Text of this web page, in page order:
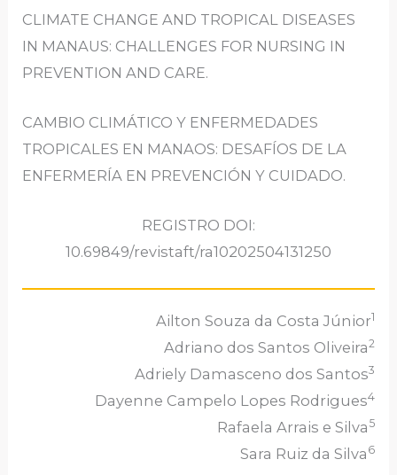
CLIMATE CHANGE AND TROPICAL DISEASES
IN MANAUS: CHALLENGES FOR NURSING IN
PREVENTION AND CARE.
CAMBIO CLIMÁTICO Y ENFERMEDADES
TROPICALES EN MANAOS: DESAFÍOS DE LA
ENFERMERÍA EN PREVENCIÓN Y CUIDADO.
REGISTRO DOI:
10.69849/revistaft/ra10202504131250
Ailton Souza da Costa Júnior1
Adriano dos Santos Oliveira2
Adriely Damasceno dos Santos3
Dayenne Campelo Lopes Rodrigues4
Rafaela Arrais e Silva 5
Sara Ruiz da Silva 6